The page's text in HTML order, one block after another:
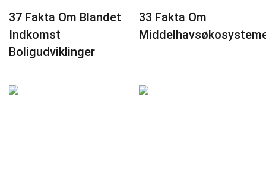
37 Fakta Om Blandet
Indkomst
Boligudviklinger
33 Fakta Om